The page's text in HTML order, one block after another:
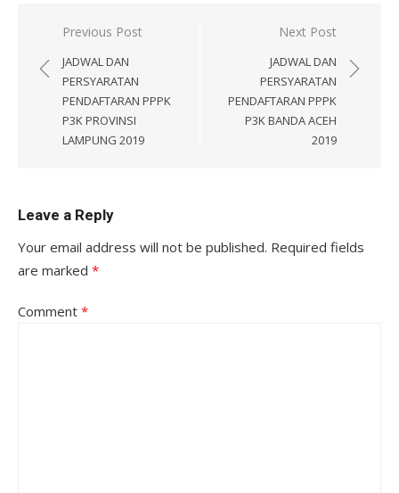
Post
navigation
Previous Post
JADWAL DAN
PERSYARATAN
PENDAFTARAN PPPK
P3K PROVINSI
LAMPUNG 2019
Next Post
JADWAL DAN
PERSYARATAN
PENDAFTARAN PPPK
P3K BANDA ACEH
2019
Leave a Reply
Your email address will not be published. Required fields
are marked *
Comment *